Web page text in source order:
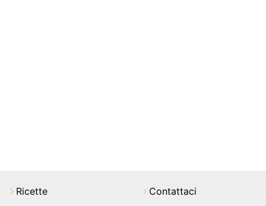
Ricette Contattaci